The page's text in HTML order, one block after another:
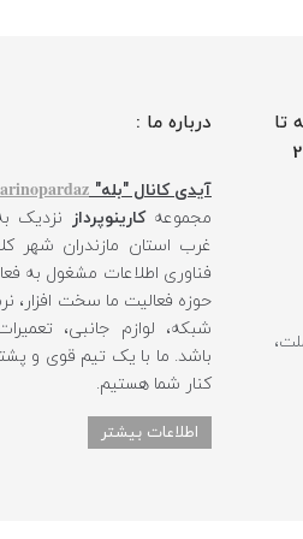
تا
درباره ما :
آیدی کانال "بله"
مجموعهکارینوپرداز نزدیک
غرب استان مازندران شهر
فناوری اطلاعات مشغول به
حوزه فعالیت ما سخت افزار،
شبکه، لوازم جانبی،
باشد. ما با یک تیم قوی و
کنار شما هستیم.
اطلاعات بیشتر